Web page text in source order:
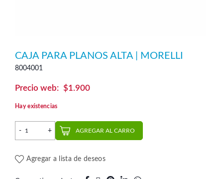
CAJA PARA PLANOS ALTA | MORELLI
8004001
$1.900
Hay existencias
Caja para planos alta | Morelli cantidad
AGREGAR AL CARRO
Agregar a lista de deseos